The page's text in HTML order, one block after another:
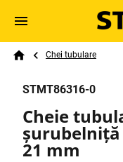
Search
Breadcrumb
Chei tubulare
STMT86316-0
Cheie
șurubelniță
21 mm